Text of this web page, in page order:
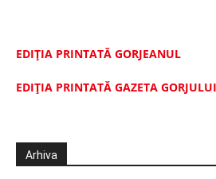
EDIȚIA PRINTATĂ GORJEANUL
EDIŢIA PRINTATĂ GAZETA GORJULUI
Arhiva